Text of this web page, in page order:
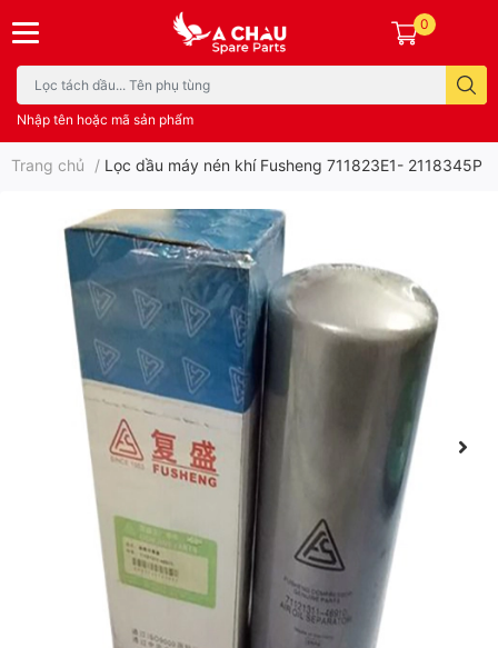
Nhập tên hoặc mã sản phẩm
0
Trang chủ / Lọc dầu máy nén khí Fusheng 711823E1- 2118345P